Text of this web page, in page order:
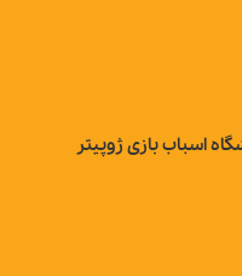
اسباب بازی ژوپیتر